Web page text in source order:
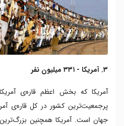
۳. آمریکا - ۳۳۱ میلیون نفر
آمریکا که بخش اعظم قاره‌ی
پرجمعیت‌ترین کشور در کل قاره‌ی
جهان است. آمریکا همچنین